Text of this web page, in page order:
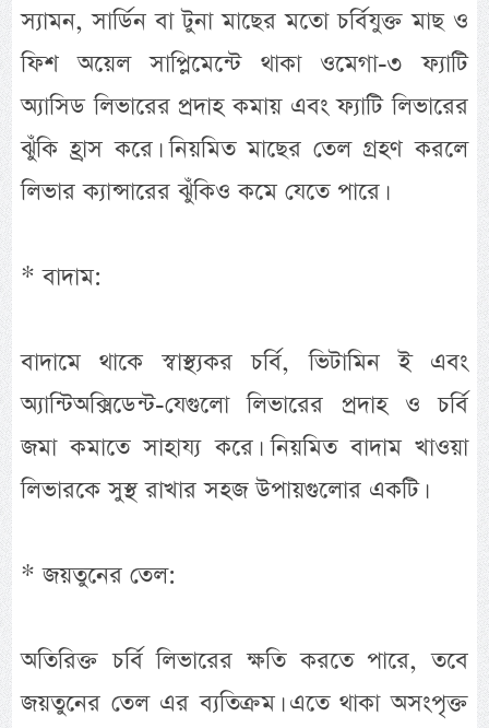
স্যামন, সার্ডিন বা টুনা মাছের মতো চর্বিযুক্ত মাছ ও
ফিশ অয়েল সাপ্লিমেন্টে থাকা ওমেগা-৩ ফ্যাটি
অ্যাসিড লিভারের প্রদাহ কমায় এবং ফ্যাটি লিভারের
ঝুঁকি হ্রাস করে। নিয়মিত মাছের তেল গ্রহণ করলে
লিভার ক্যান্সারের ঝুঁকিও কমে যেতে পারে।
* বাদাম:
বাদামে থাকে স্বাস্থ্যকর চর্বি, ভিটামিন ই এবং
অ্যান্টিঅক্সিডেন্ট-যেগুলো লিভারের প্রদাহ ও চর্বি
জমা কমাতে সাহায্য করে। নিয়মিত বাদাম খাওয়া
লিভারকে সুস্থ রাখার সহজ উপায়গুলোর একটি।
* জয়তুনের তেল:
অতিরিক্ত চর্বি লিভারের ক্ষতি করতে পারে, তবে
জয়তুনের তেল এর ব্যতিক্রম। এতে থাকা অসংপৃক্ত